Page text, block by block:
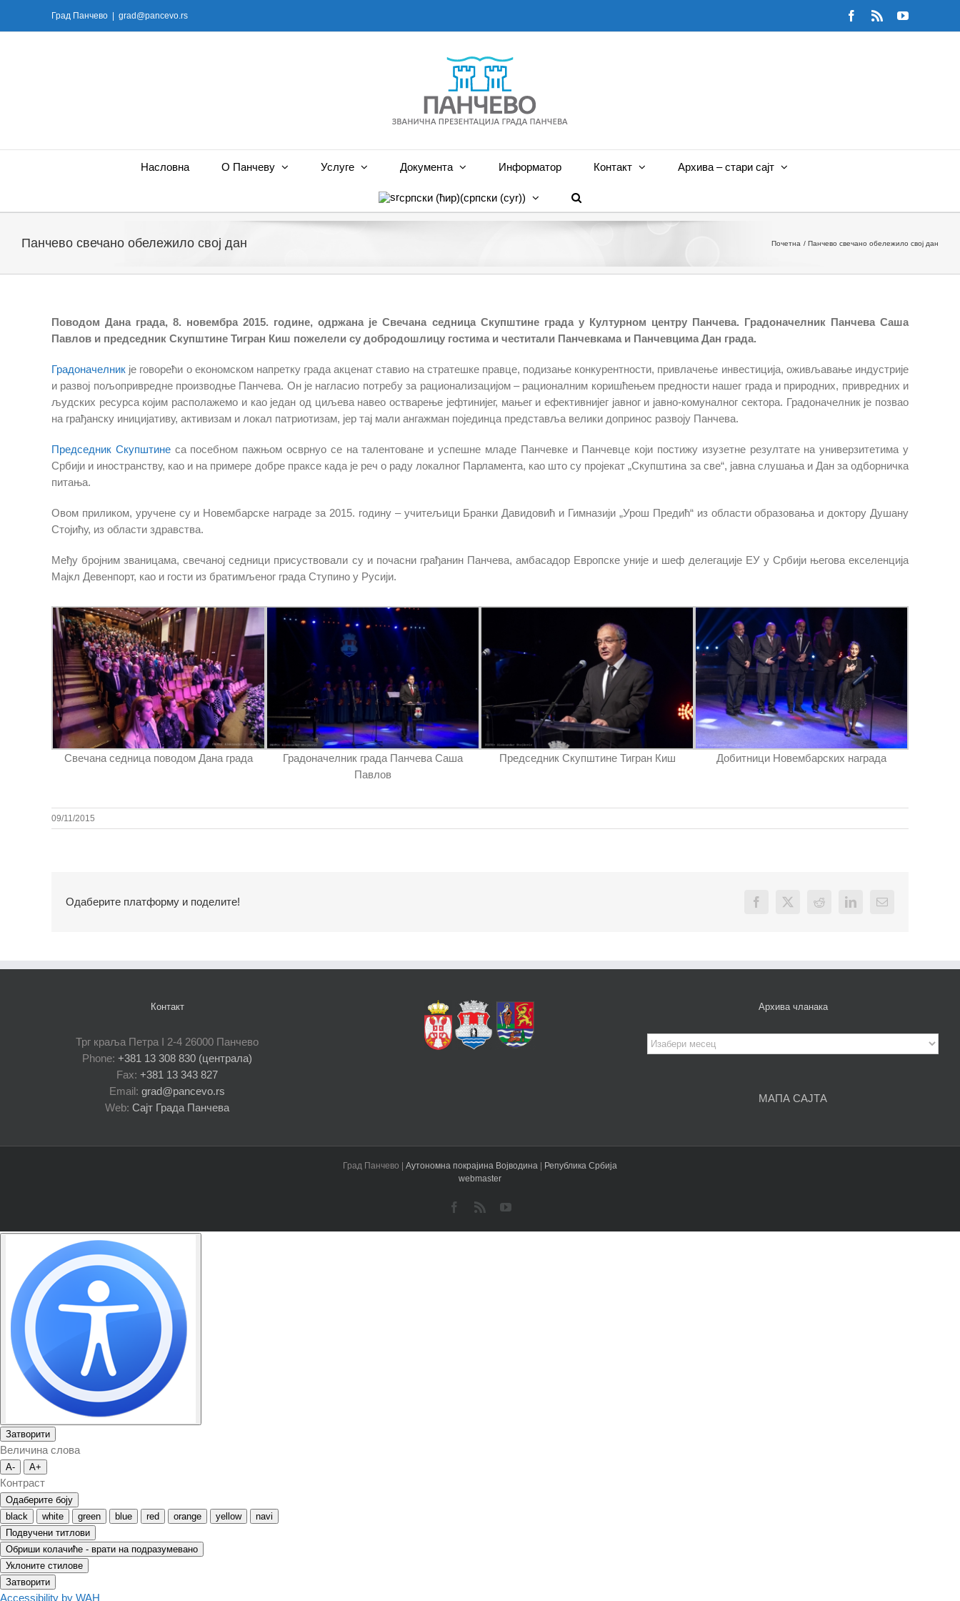
Град Панчево grad@pancevo.rs Facebook
Rss YouTube
Насловна О Панчеву Услуге Документа Информатор Контакт Архива – стари сајт
српски (ћир)(српски (cyr))
Панчево свечано обележило свој дан Почетна Панчево свечано обележило свој дан
Поводом Дана града, 8. новембра 2015. године, одржана је Свечана седница Скупштине града у Културном центру Панчева. Градоначелник Панчева Саша
Павлов и председник Скупштине Тигран Киш пожелели су добродошлицу гостима и честитали Панчевкама и Панчевцима Дан града.
Градоначелник је говорећи о економском напретку града акценат ставио на стратешке правце, подизање конкурентности, привлачење инвестиција, оживљавање индустрије
и развој пољопривредне производње Панчева. Он је нагласио потребу за рационализацијом – рационалним коришћењем предности нашег града и природних, привредних и
људских ресурса којим располажемо и као један од циљева навео остварење јефтинијег, мањег и ефективнијег јавног и јавно-комуналног сектора. Градоначелник је позвао
на грађанску иницијативу, активизам и локал патриотизам, јер тај мали ангажман појединца представља велики допринос развоју Панчева.
Председник Скупштинеса посебном пажњом осврнуо се на талентоване и успешне младе Панчевке и Панчевце који постижу изузетне резултате на универзитетима у
Србији и иностранству, као и на примере добре праксе када је реч о раду локалног Парламента, као што су пројекат „Скупштина за све“, јавна слушања и Дан за одборничка
питања.
Овом приликом, уручене су и Новембарске награде за 2015. годину – учитељици Бранки Давидовић и Гимназији „Урош Предић“ из области образовања и доктору Душану
Стојићу, из области здравства.
Међу бројним званицама, свечаној седници присуствовали су и почасни грађанин Панчева, амбасадор Европске уније и шеф делегације ЕУ у Србији његова екселенција
Мајкл Девенпорт, као и гости из братимљеног града Ступино у Русији.
Свечана седница поводом Дана града
Градоначелник града Панчева Саша
Павлов
Председник Скупштине Тигран Киш Добитници Новембарских награда
09/11/2015
Одаберите платформу и поделите! Facebook
X Reddit LinkedInEmail
Контакт
Трг краља Петра I 2-4 26000 Панчево
Phone: +381 13 308 830 (централа)
Fax: +381 13 343 827
Email: grad@pancevo.rs
Web: Сајт Града Панчева
Архива чланака
Архива
чланака
МАПА САЈТА
Град Панчево | Аутономна покрајина Војводина
Република Србија
webmaster
Facebook
Rss YouTube
Затворити
Величина слова
A- A+
Контраст
Одаберите боју
black
white green blue red orange yellow
navi
Подвучени титлови
Обриши колачиће - врати на подразумевано
Уклоните стилове
Затворити
Accessibility by WAH